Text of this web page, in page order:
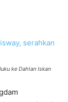
ke Dahlan Iskan